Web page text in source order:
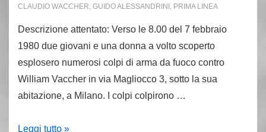
CLAUDIO WACCHER, GUIDO ALESSANDRINI , PRIMA LINEA
Descrizione attentato: Verso le 8.00 del 7 febbraio
1980 due giovani e una donna a volto scoperto
esplosero numerosi colpi di arma da fuoco contro
William Vaccher in via Magliocco 3, sotto la sua
abitazione, a Milano. I colpi colpirono …
7.2.80:
Leggi tutto »